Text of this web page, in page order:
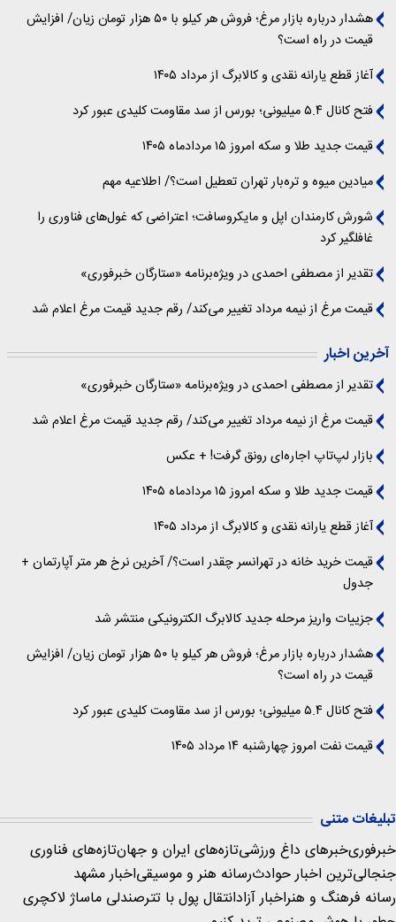
هشدار درباره بازار مرغ؛ فروش هر کیلو با ۵۰ هزار تومان زیان/ افزایش
قیمت در راه است؟
آغاز قطع یارانه نقدی و کالابرگ از مرداد ۱۴۰۵
فتح کانال ۵.۴ میلیونی؛ بورس از سد مقاومت کلیدی عبور کرد
قیمت جدید طلا و سکه امروز ۱۵ مردادماه ۱۴۰۵
میادین میوه و تره‌بار تهران تعطیل است؟/ اطلاعیه مهم
شورش کارمندان اپل و مایکروسافت؛ اعتراضی که غول‌های فناوری را
غافلگیر کرد
تقدیر از مصطفی احمدی در ویژه‌برنامه «ستارگان خبرفوری»
قیمت مرغ از نیمه مرداد تغییر می‌کند/ رقم جدید قیمت مرغ اعلام شد
آخرین اخبار
تقدیر از مصطفی احمدی در ویژه‌برنامه «ستارگان خبرفوری»
قیمت مرغ از نیمه مرداد تغییر می‌کند/ رقم جدید قیمت مرغ اعلام شد
بازار لپ‌تاپ اجاره‌ای رونق گرفت! + عکس
قیمت جدید طلا و سکه امروز ۱۵ مردادماه ۱۴۰۵
آغاز قطع یارانه نقدی و کالابرگ از مرداد ۱۴۰۵
قیمت خرید خانه در تهرانسر چقدر است؟/ آخرین نرخ هر متر آپارتمان +
جدول
جزییات واریز مرحله جدید کالابرگ الکترونیکی منتشر شد
هشدار درباره بازار مرغ؛ فروش هر کیلو با ۵۰ هزار تومان زیان/ افزایش
قیمت در راه است؟
فتح کانال ۵.۴ میلیونی؛ بورس از سد مقاومت کلیدی عبور کرد
قیمت نفت امروز چهارشنبه ۱۴ مرداد ۱۴۰۵
تبلیغات متنی
خبرفوریخبرهای داغ ورزشیتازه‌های ایران و جهانتازه‌های فناوری
جنجالی‌ترین اخبار حوادثرسانه هنر و موسیقیاخبار مشهد
رسانه فرهنگ و هنراخبار آزادانتقال پول با تترصندلی ماساژ لاکچری